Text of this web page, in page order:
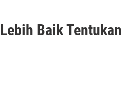
Baik Tentukan